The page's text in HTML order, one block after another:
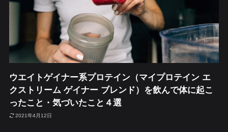
ウエイトゲイナー系プロテイン（マイプロテイン エ
クストリーム ゲイナー ブレンド）を飲んで体に起こ
ったこと・気づいたこと４選
2021年4月12日